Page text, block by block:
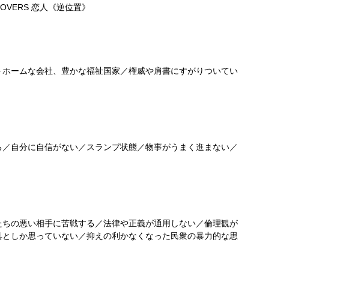
恋人《逆位置》
ームな会社、豊かな福祉国家／権威や肩書にすがりついてい
自分に自信がない／スランプ状態／物事がうまく進まない／
の悪い相手に苦戦する／法律や正義が通用しない／倫理観が
しか思っていない／抑えの利かなくなった民衆の暴力的な思